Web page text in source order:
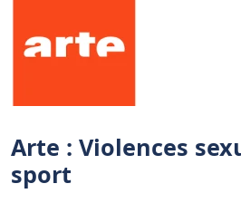
Arte : Violences
sport